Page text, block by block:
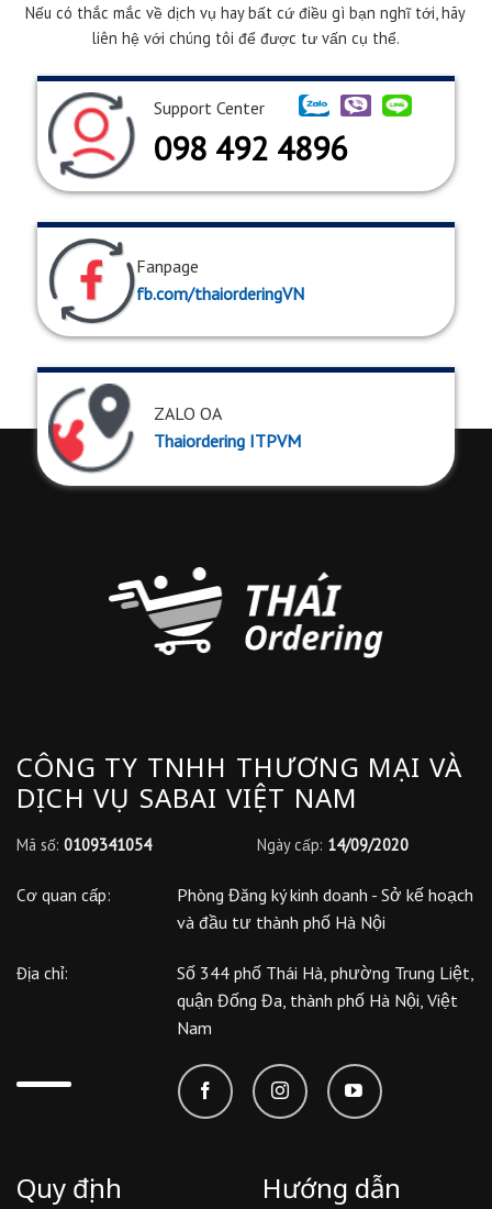
Nếu có thắc mắc về dịch vụ hay bất cứ điều gì bạn nghĩ tới, hãy
liên hệ với chúng tôi để được tư vấn cụ thể.
Support Center
098 492 4896
Fanpage
fb.com/thaiorderingVN
ZALO OA
Thaiordering ITPVM
CÔNG TY TNHH THƯƠNG MẠI VÀ
DỊCH VỤ SABAI VIỆT NAM
Mã số: 0109341054 Ngày cấp: 14/09/2020
Cơ quan cấp:
Phòng Đăng ký kinh doanh - Sở kế hoạch
và đầu tư thành phố Hà Nội
Địa chỉ:
Số 344 phố Thái Hà, phường Trung Liệt,
quận Đống Đa, thành phố Hà Nội, Việt
Nam
Quy định Hướng dẫn